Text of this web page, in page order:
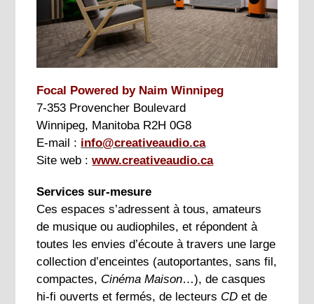
Focal Powered by Naim Winnipeg
7-353 Provencher Boulevard
Winnipeg, Manitoba R2H 0G8
E-mail : info@creativeaudio.ca
Site web :www.creativeaudio.ca
Services sur-mesure
Ces espaces s’adressent à tous, amateurs
de musique ou audiophiles, et répondent à
toutes les envies d’écoute à travers une large
collection d’enceintes (autoportantes, sans fil,
compactes, Cinéma Maison…), de casques
hi-fi ouverts et fermés, de lecteurs CD et de